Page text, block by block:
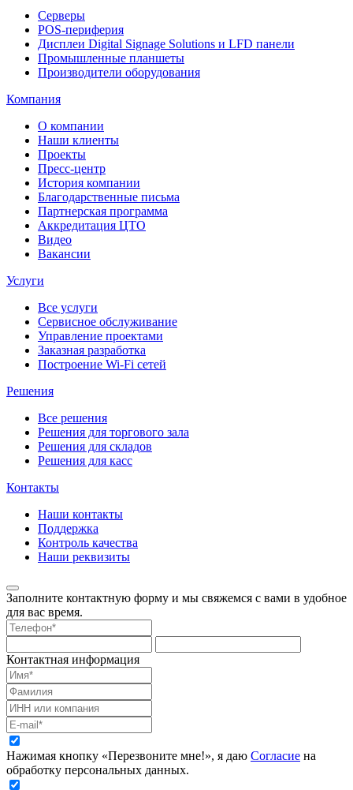
Серверы
POS-периферия
Дисплеи Digital Signage Solutions и LFD панели
Промышленные планшеты
Производители оборудования
Компания
О компании
Наши клиенты
Проекты
Пресс-центр
История компании
Благодарственные письма
Партнерская программа
Аккредитация ЦТО
Видео
Вакансии
Услуги
Все услуги
Сервисное обслуживание
Управление проектами
Заказная разработка
Построение Wi-Fi сетей
Решения
Все решения
Решения для торгового зала
Решения для складов
Решения для касс
Контакты
Наши контакты
Поддержка
Контроль качества
Наши реквизиты
Заполните контактную форму и мы свяжемся с вами в удобное
для вас время.
Контактная информация
Нажимая кнопку «Перезвоните мне!», я даю Согласие на
обработку персональных данных.